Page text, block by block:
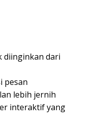
diinginkan dari
pesan
lebih jernih
interaktif yang